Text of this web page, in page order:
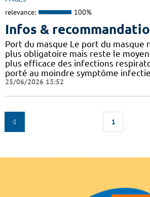
relevance: 100%
Infos &
Port du masque Le port du masque
plus obligatoire mais reste le
plus efficace des infections
porté au moindre symptôme
25/06/2026 13:52
1